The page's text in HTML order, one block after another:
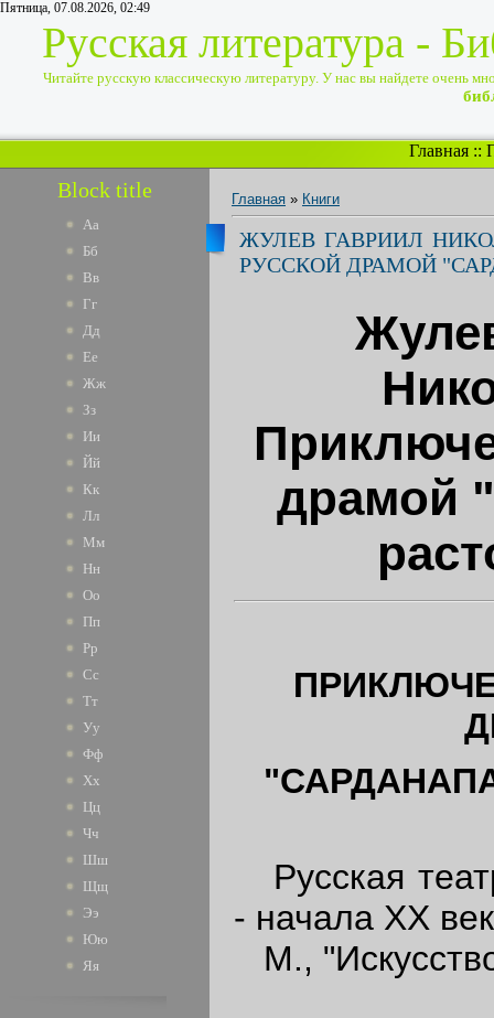
Пятница, 07.08.2026, 02:49
Русская литература -
Читайте русскую классическую литературу. У нас вы найдете очень
Главная ::
Block title
Аа
Бб
Вв
Гг
Дд
Ее
Жж
Зз
Ии
Йй
Кк
Лл
Мм
Нн
Оо
Пп
Рр
Сс
Тт
Уу
Фф
Хх
Цц
Чч
Шш
Щщ
Ээ
Юю
Яя
Главная » Книги
ЖУЛЕВ ГАВРИИЛ
РУССКОЙ ДРАМОЙ
драмой
Русская
- начала XX
М.,